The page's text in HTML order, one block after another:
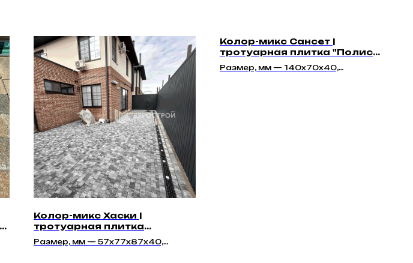
Колор-микс Хаски |
тротуарная плитка
"Квантум 40мм" | Гладкая
Размер, мм — 57х77х87х40,
Колор-микс Сансет |
тротуарная плитка "Полис
40мм" | Гладкая
Размер, мм — 140х70х40,